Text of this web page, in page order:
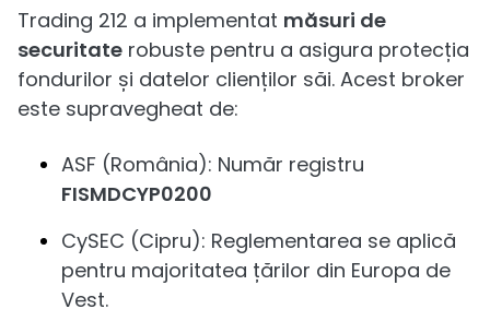
Trading 212 a implementat măsuri de
securitate robuste pentru a asigura protecția
fondurilor și datelor clienților săi. Acest broker
este supravegheat de:
ASF (România): Număr registru
FISMDCYP0200
CySEC (Cipru): Reglementarea se aplică
pentru majoritatea țărilor din Europa de
Vest.